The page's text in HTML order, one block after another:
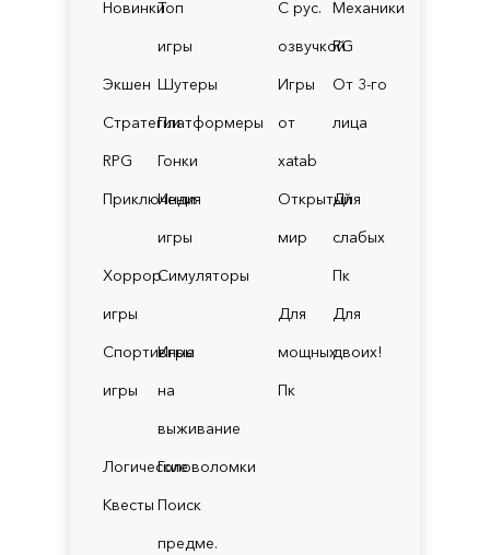
НовинкиТоп
игры
Экшен Шутеры
СтратегииПлатформеры
RPG
Гонки
Приключения
Инди
игры
Хоррор
игры
Симуляторы
Спортивные
игры
Игры
на
выживание
ЛогическиеГоловоломки
Квесты Поиск
предме.
С рус.
озвучкой
Механики
RG
Игры
от
xatab
От 3-го
лица
Открытый
мир
Для
слабых
Пк
Для
мощных
Пк
Для
двоих!